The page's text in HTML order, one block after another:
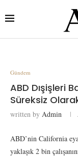
Gündem
ABD Dışişleri
Süreksiz
written by Admin
ABD’nin California
yaklaşık 2 bin